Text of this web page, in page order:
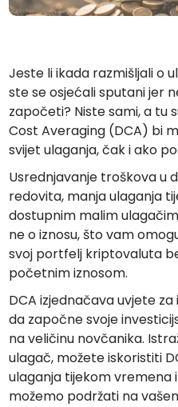
Pronađi svoju kripto
Trezor
Uštedite kriptovalute za
Ponavljajuća kupnja
Redovita planirana
Upozorenja o cijenama
Stalna ažuriranja cijena
Istražite sredstva
Otkrijte prilike za ulaganje
Analitika portfelja
Pametni uvidi za
Jeste li ikada razmišljali o
ste se osjećali sputani jer
započeti? Niste sami, a tu
Cost Averaging (DCA) bi
svijet ulaganja, čak i ako
Usrednjavanje troškova u
redovita, manja ulaganja
dostupnim malim
ne o iznosu, što vam
svoj portfelj kriptovaluta
početnim iznosom.
DCA izjednačava uvjete
da započne svoje
na veličinu novčanika.
ulagač, možete iskoristiti
ulaganja tijekom vremena
možemo podržati na